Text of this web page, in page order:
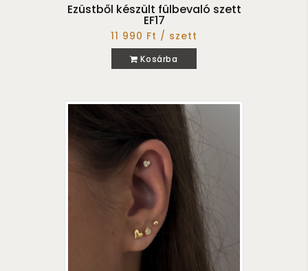
Ezüstből készült fülbevaló szett
EF17
11 990 Ft / szett
Kosárba